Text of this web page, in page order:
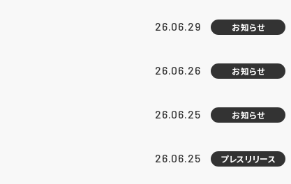
26.06.29 お知らせ
26.06.26 お知らせ
26.06.25 お知らせ
26.06.25 プレスリリース